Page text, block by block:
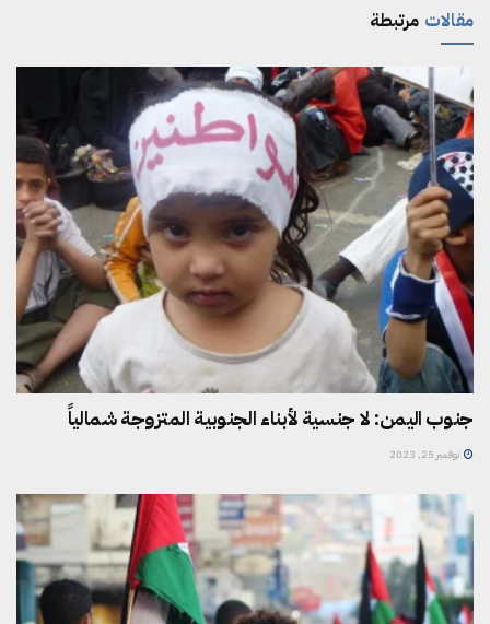
مرتبطة مقالات
جنوب اليمن: لا جنسية لأبناء الجنوبية المتزوجة شمالياً
نوفمبر 25, 2023